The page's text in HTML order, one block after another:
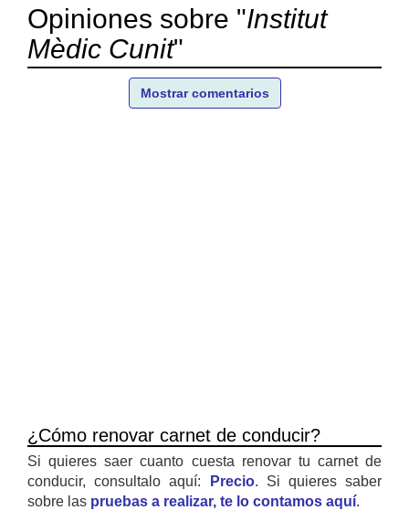
Opiniones sobre "Institut
Mèdic Cunit"
Mostrar comentarios
¿Cómo renovar carnet de conducir?
Si quieres saer cuanto cuesta renovar tu carnet de
conducir, consultalo aquí:
Precio. Si quieres saber
sobre las pruebas a realizar, te lo contamos aquí.